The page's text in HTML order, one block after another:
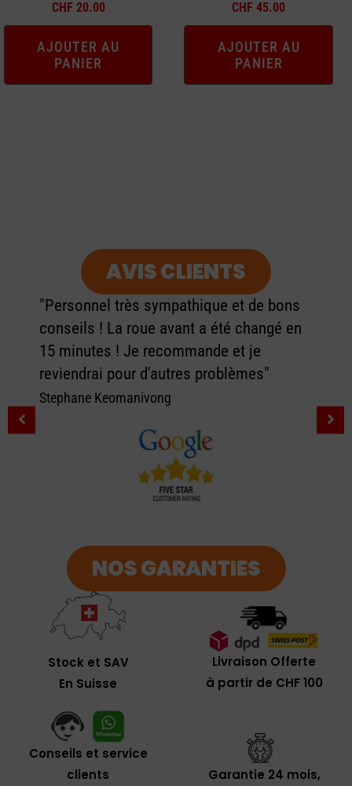
CHF 20.00
AJOUTER AU
PANIER
CHF 45.00
AJOUTER AU
PANIER
AVIS CLIENTS
"Personnel très sympathique et de bons
conseils ! La roue avant a été changé en
15 minutes ! Je recommande et je
reviendrai pour d'autres problèmes"
Stephane Keomanivong
NOS GARANTIES
Stock et SAV
En Suisse
Livraison Offerte
à partir de CHF 100
Conseils et service
clients
Garantie 24 mois,